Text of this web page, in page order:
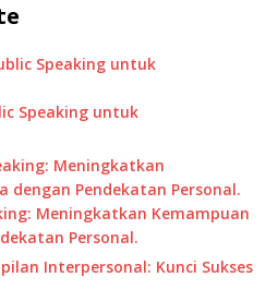
Speaking untuk
Meningkatkan Kemampuan
Personal.